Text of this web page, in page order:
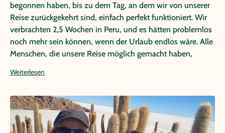
begonnen haben, bis zu dem Tag, an dem wir von unserer
Reise zurückgekehrt sind, einfach perfekt funktioniert. Wir
verbrachten 2,5 Wochen in Peru, und es hätten problemlos
noch mehr sein können, wenn der Urlaub endlos wäre. Alle
Menschen, die unsere Reise möglich gemacht haben,
Papaya in Deutschland, über die lokale Partneragentur bis
erstaunlichen Orten gebracht haben, waren äußerst
professionell, zuverlässig und freundlich. In den
Reiseunterlagen wurden wir darauf hingewiesen, dass es
Weiterlesen